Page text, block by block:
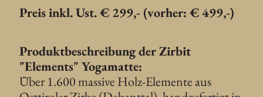
Preis inkl. Ust. € 299,- (vorher: € 499,-)
Produktbeschreibung der Zirbit
"Elements" Yogamatte:
Über 1.600 massive Holz-Elemente aus